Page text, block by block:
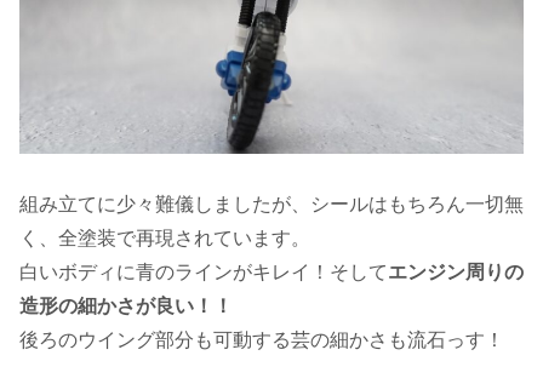
組み立てに少々難儀しましたが、シールはもちろん一切無
く、全塗装で再現されています。
白いボディに青のラインがキレイ！そしてエンジン周りの
造形の細かさが良い！！
後ろのウイング部分も可動する芸の細かさも流石っす！